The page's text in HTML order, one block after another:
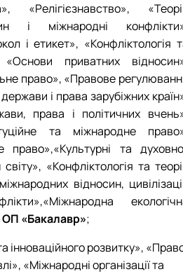
«Релігієзнавство»,
і міжнародні
і етикет», «Конфліктологія
«Основи приватних
право», «Правове
держави і права зарубіжних
права і політичних
та міжнародне
право»,«Культурні та
світу», «Конфліктологія та
відносин,
ОП «Бакалавр»;
інноваційного розвитку»,
«Міжнародні організації та